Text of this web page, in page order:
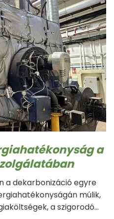
a
a dekarbonizáció egyre
múlik,
a szigorodó